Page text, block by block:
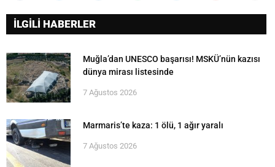
İLGİLİ HABERLER
Muğla’dan UNESCO başarısı! MSKÜ’nün kazısı
dünya mirası listesinde
7 Ağustos 2026
Marmaris’te kaza: 1 ölü, 1 ağır yaralı
7 Ağustos 2026